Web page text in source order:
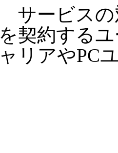
サービスの
を契約する
ャリアやPC